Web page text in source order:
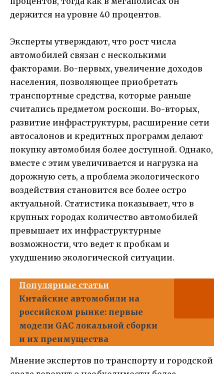
держится на уровне 40 процентов.
Эксперты утверждают, что рост числа
автомобилей связан с несколькими
факторами. Во-первых, увеличение доходов
населения, позволяющее приобретать
транспортные средства, которые раньше
считались предметом роскоши. Во-вторых,
развитие инфраструктуры, расширение сети
автосалонов и кредитных программ делают
покупку автомобиля более доступной. Однако,
вместе с этим увеличивается и нагрузка на
дорожную сеть, а проблема экологического
воздействия становится все более остро
актуальной. Статистика показывает, что в
крупных городах количество автомобилей
превышает их инфраструктурные
возможности, что ведет к пробкам и
ухудшению экологической ситуации.
Популярные статьи
Китайские автомобили на
российском рынке: первые
модели GAC локальной сборки
и их преимущества
Мнение экспертов по транспорту и городской